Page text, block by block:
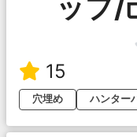
ップ/
15
穴埋め
ハンター